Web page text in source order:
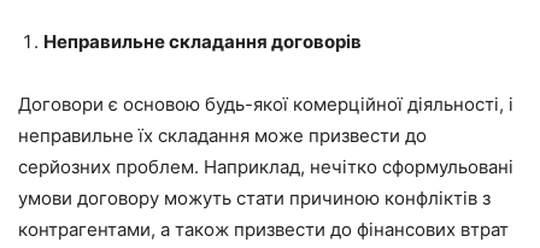
Неправильне складання договорів
Договори є основою будь-якої комерційної діяльності, і
неправильне їх складання може призвести до
серйозних проблем. Наприклад, нечітко сформульовані
умови договору можуть стати причиною конфліктів з
контрагентами, а також призвести до фінансових втрат